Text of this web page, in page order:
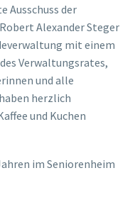
Ausschuss der
Alexander Steger
mit einem
Verwaltungsrates,
und alle
herzlich
und Kuchen
im Seniorenheim